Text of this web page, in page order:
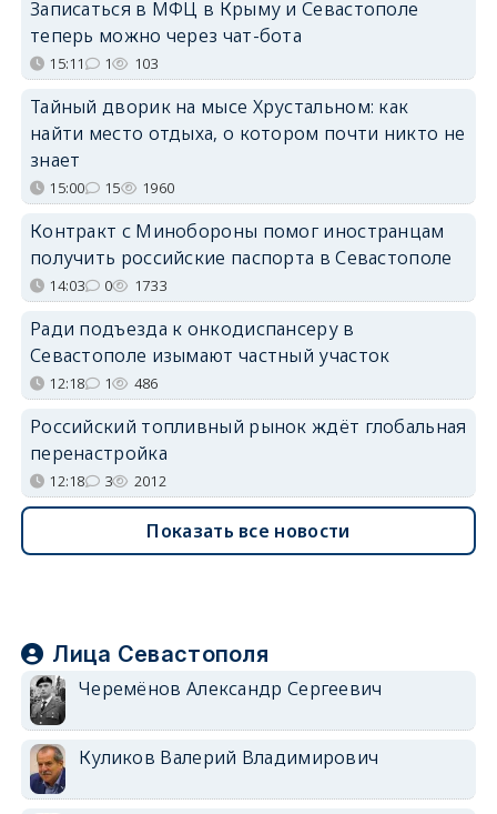
Записаться в МФЦ в Крыму и Севастополе
теперь можно через чат-бота
15:11 1 103
Тайный дворик на мысе Хрустальном: как
найти место отдыха, о котором почти никто не
знает
15:00 15 1960
Контракт с Минобороны помог иностранцам
получить российские паспорта в Севастополе
14:03 0 1733
Ради подъезда к онкодиспансеру в
Севастополе изымают частный участок
12:18 1 486
Российский топливный рынок ждёт глобальная
перенастройка
12:18 3 2012
Показать все новости
Лица Севастополя
Черемёнов Александр Сергеевич
Куликов Валерий Владимирович